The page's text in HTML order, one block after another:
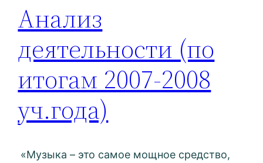
Анализ
деятельности (по
итогам 2007-2008
уч.года)
«Музыка – это самое мощное средство,